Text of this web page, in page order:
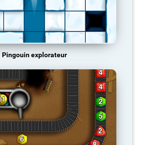
Pingouin explorateur